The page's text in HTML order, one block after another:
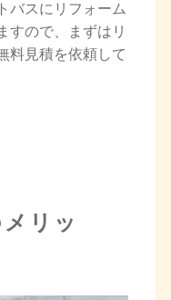
バスにリフォーム
すので、まずはリ
料見積を依頼して
リッ